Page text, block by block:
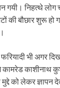
गयी। निहत्थे लोग
की बौछार शुरू हो
भी अगर
कामरेड काशीनाथ
को लेकर ज्ञापन